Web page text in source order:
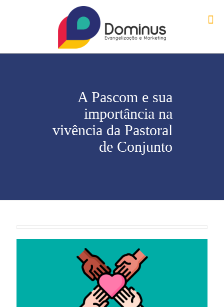
A Pascom e sua
importância na
vivência da Pastoral
de Conjunto